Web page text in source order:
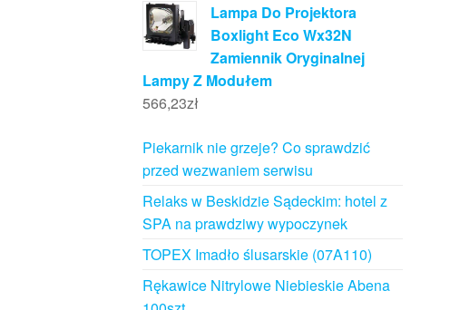
Lampa Do Projektora
Boxlight Eco Wx32N
Zamiennik Oryginalnej
Lampy Z Modułem
566,23zł
Piekarnik nie grzeje? Co sprawdzić
przed wezwaniem serwisu
Relaks w Beskidzie Sądeckim: hotel z
SPA na prawdziwy wypoczynek
TOPEX Imadło ślusarskie (07A110)
Rękawice Nitrylowe Niebieskie Abena